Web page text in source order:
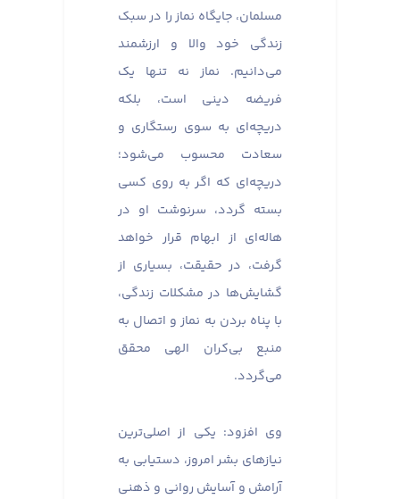
مسلمان، جایگاه نماز را در سبک
زندگی خود والا و ارزشمند
می‌دانیم. نماز نه تنها یک
فریضه دینی است، بلکه
دریچه‌ای به سوی رستگاری و
سعادت محسوب می‌شود؛
دریچه‌ای که اگر به روی کسی
بسته گردد، سرنوشت او در
هاله‌ای از ابهام قرار خواهد
گرفت، در حقیقت، بسیاری از
گشایش‌ها در مشکلات زندگی،
با پناه بردن به نماز و اتصال به
منبع بی‌کران الهی محقق
می‌گردد.
وی افزود: یکی از اصلی‌ترین
نیازهای بشر امروز، دستیابی به
آرامش و آسایش روانی و ذهنی